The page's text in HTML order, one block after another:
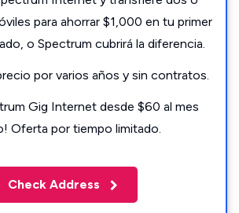
para ahorrar $1,000 en tu primer
o Spectrum cubrirá la diferencia.
por varios años y sin contratos.
Gig Internet desde $60 al mes
Oferta por tiempo limitado.
Check Address